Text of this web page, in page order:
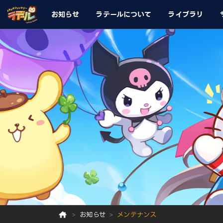
お知らせ ラテールについて ライブラリ
お知らせ メンテナンス